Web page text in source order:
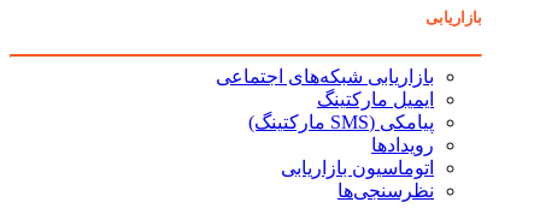
بازاریابی
بازاریابی شبکه‌های اجتماعی
ایمیل مارکتینگ
پیامکی (SMS مارکتینگ)
رویدادها
اتوماسیون بازاریابی
نظرسنجی‌ها